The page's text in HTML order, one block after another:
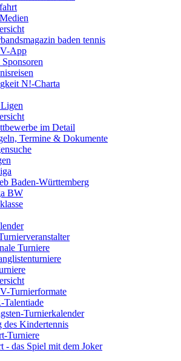
baden tennis
App
N!-Charta
im Detail
Termine & Dokumente
Baden-Württemberg
BW
Turniere
Turnierformate
Talentiade
Turnierkalender
des Kindertennis
Turniere
- das Spiel mit dem Joker